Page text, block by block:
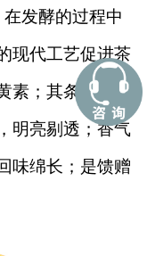
发酵的过程中
现代工艺促进茶
素；其条索紧结
明亮剔透；香气
味绵长；是馈赠